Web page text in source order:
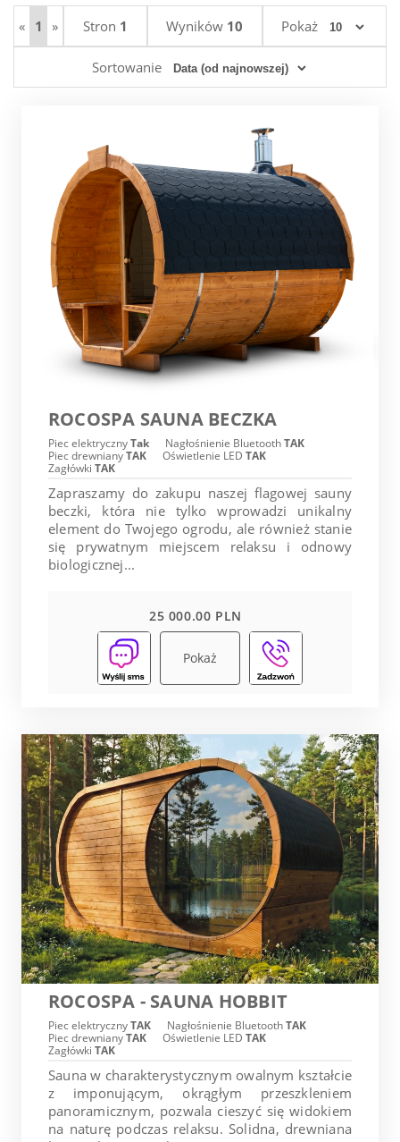
« 1 » Stron 1 Wyników 10 Pokaż
Sortowanie
ROCOSPA SAUNA BECZKA
Piec elektrycznyTak Nagłośnienie BluetoothTAK
Piec drewnianyTAK Oświetlenie LED TAK
Zagłówki TAK
Zapraszamy do zakupu naszej flagowej sauny
beczki, która nie tylko wprowadzi unikalny
element do Twojego ogrodu, ale również stanie
się prywatnym miejscem relaksu i odnowy
biologicznej...
25 000.00 PLN
Pokaż
ROCOSPA - SAUNA HOBBIT
Piec elektrycznyTAK Nagłośnienie BluetoothTAK
Piec drewnianyTAK Oświetlenie LED TAK
Zagłówki TAK
Sauna w charakterystycznym owalnym kształcie
z imponującym, okrągłym przeszkleniem
panoramicznym, pozwala cieszyć się widokiem
na naturę podczas relaksu. Solidna, drewniana